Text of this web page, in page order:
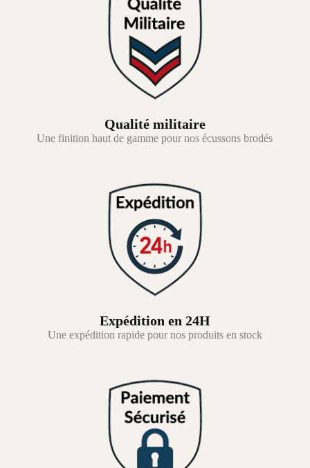
Qualité militaire
Une finition haut de gamme pour nos écussons brodés
Expédition en 24H
Une expédition rapide pour nos produits en stock